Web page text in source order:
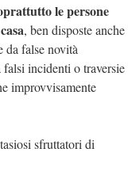
le persone
, ben disposte anche
da false novità
falsi incidenti o traversie
improvvisamente
sfruttatori di